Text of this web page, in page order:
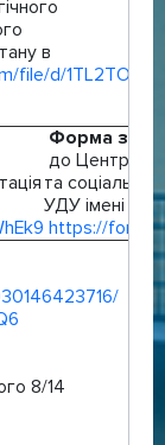
в
file/d/
Форма
до Центру
та
УДУ імені
https://
8/14